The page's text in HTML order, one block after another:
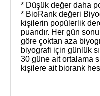
* Düşük değer daha
* BioRank değeri
kişilerin popülerlik
puandır. Her gün
göre çoktan aza
biyografi için günlük
30 güne ait ortalama
kişilere ait biorank